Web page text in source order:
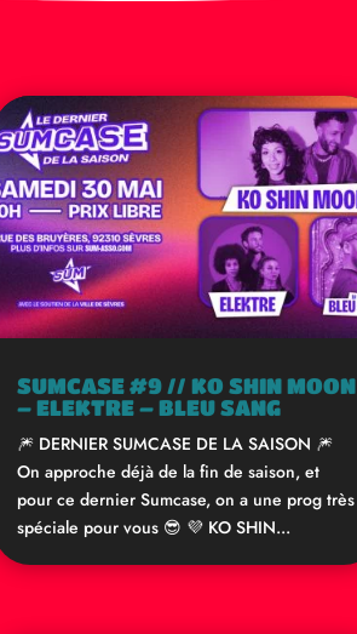
SUMCASE #9 // KO SHIN MOON
– ELEKTRE – BLEU SANG
🎆 DERNIER SUMCASE DE LA SAISON 🎆
On approche déjà de la fin de saison, et
pour ce dernier Sumcase, on a une prog très
spéciale pour vous 😎 💜 KO SHIN...